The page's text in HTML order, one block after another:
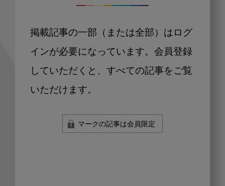
掲載記事の一部（または全部）はログ
インが必要になっています。会員登録
していただくと、すべての記事をご覧
いただけます。
マークの記事は会員限定